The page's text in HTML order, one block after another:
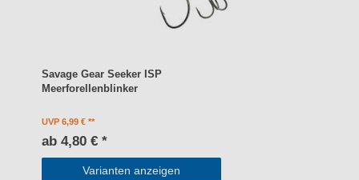
Savage Gear Seeker ISP
Meerforellenblinker
UVP 6,99 €
ab 4,80 € *
Varianten anzeigen